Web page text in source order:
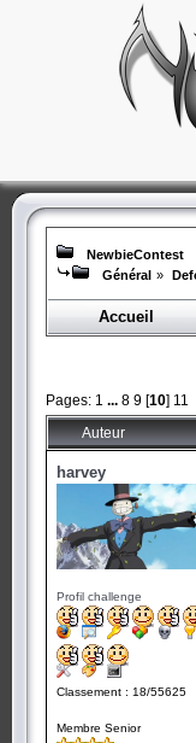
NewbieContest
Général »
Accueil
Pages: 1 ... 8 9 [10] 11
Auteur
harvey
Profil challenge
Classement : 18/55625
Membre Senior